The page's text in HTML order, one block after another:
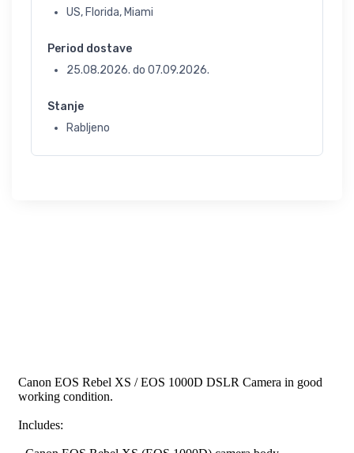
US, Florida, Miami
Period dostave
25.08.2026. do 07.09.2026.
Stanje
Rabljeno